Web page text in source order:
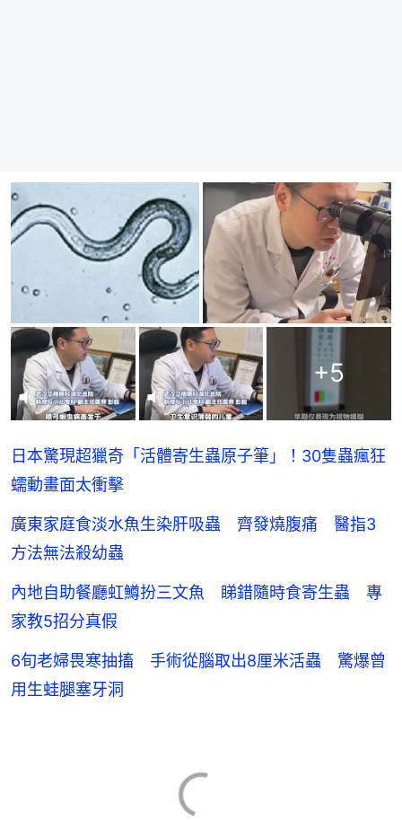
+5
日本驚現超獵奇「活體寄生蟲原子筆」！30隻蟲瘋狂
蠕動畫面太衝擊
廣東家庭食淡水魚生染肝吸蟲 齊發燒腹痛 醫指3
方法無法殺幼蟲
內地自助餐廳虹鱒扮三文魚 睇錯隨時食寄生蟲 專
家教5招分真假
6旬老婦畏寒抽搐 手術從腦取出8厘米活蟲 驚爆曾
用生蛙腿塞牙洞